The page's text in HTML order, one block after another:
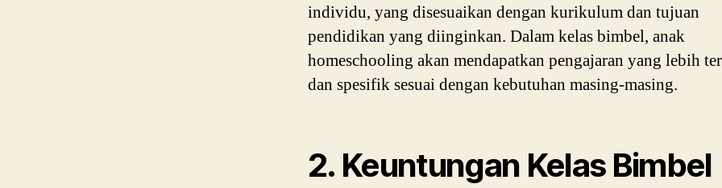
individu, yang disesuaikan dengan kurikulum dan tujuan
pendidikan yang diinginkan. Dalam kelas bimbel, anak
homeschooling akan mendapatkan pengajaran yang lebih
dan spesifik sesuai dengan kebutuhan masing-masing.
2. Keuntungan Kelas Bimbel